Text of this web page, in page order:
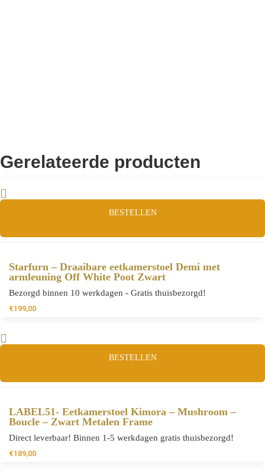
Gerelateerde producten
BESTELLEN
Starfurn – Draaibare eetkamerstoel Demi met
armleuning Off White Poot Zwart
Bezorgd binnen 10 werkdagen - Gratis thuisbezorgd!
€199,00
BESTELLEN
LABEL51- Eetkamerstoel Kimora – Mushroom –
Boucle – Zwart Metalen Frame
Direct leverbaar! Binnen 1-5 werkdagen gratis thuisbezorgd!
€189,00